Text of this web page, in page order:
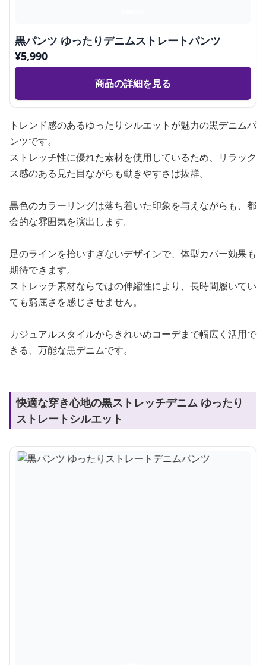
黒パンツ ゆったりデニムストレートパンツ
¥5,990
商品の詳細を見る
トレンド感のあるゆったりシルエットが魅力の黒デニムパ
ンツです。
ストレッチ性に優れた素材を使用しているため、リラック
ス感のある見た目ながらも動きやすさは抜群。
黒色のカラーリングは落ち着いた印象を与えながらも、都
会的な雰囲気を演出します。
足のラインを拾いすぎないデザインで、体型カバー効果も
期待できます。
ストレッチ素材ならではの伸縮性により、長時間履いてい
ても窮屈さを感じさせません。
カジュアルスタイルからきれいめコーデまで幅広く活用で
きる、万能な黒デニムです。
快適な穿き心地の黒ストレッチデニム ゆったり
ストレートシルエット